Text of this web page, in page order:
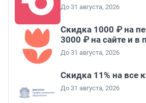
До 31 августа, 2026
Скидка 1000 ₽ на
3000 ₽ на сайте и в
До 31 августа, 2026
Скидка 11% на все
До 31 августа, 2026